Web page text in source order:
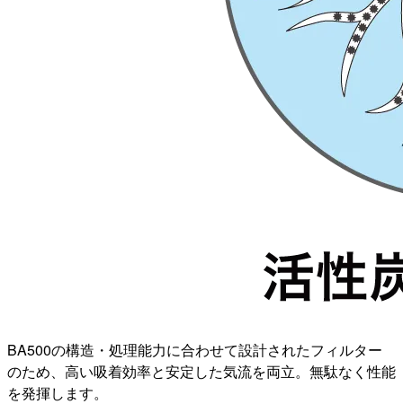
BA500の構造・処理能力に合わせて設計されたフィルター
のため、高い吸着効率と安定した気流を両立。無駄なく性能
を発揮します。